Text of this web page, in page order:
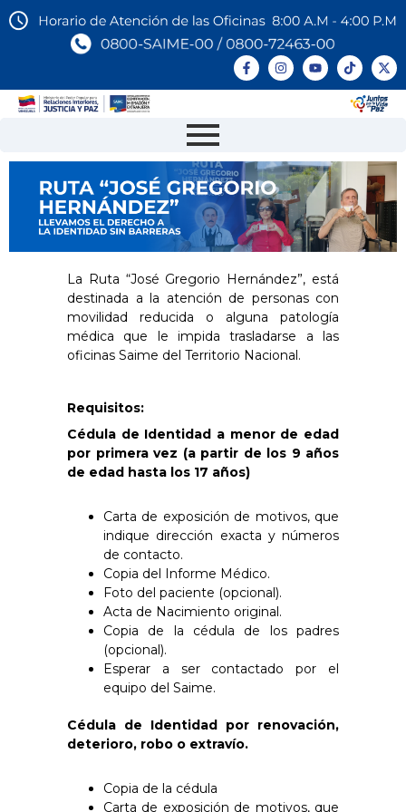
La Ruta “José Gregorio Hernández”, está
destinada a la atención de personas con
movilidad reducida o alguna patología
médica que le impida trasladarse a las
oficinas Saime del Territorio Nacional.
Requisitos:
Cédula de Identidad a menor de edad
por primera vez (a partir de los 9 años
de edad hasta los 17 años)
Carta de exposición de motivos, que
indique dirección exacta y números
de contacto.
Copia del Informe Médico.
Foto del paciente (opcional).
Acta de Nacimiento original.
Copia de la cédula de los padres
(opcional).
Esperar a ser contactado por el
equipo del Saime.
Cédula de Identidad por renovación,
deterioro, robo o extravío.
Copia de la cédula
Carta de exposición de motivos, que